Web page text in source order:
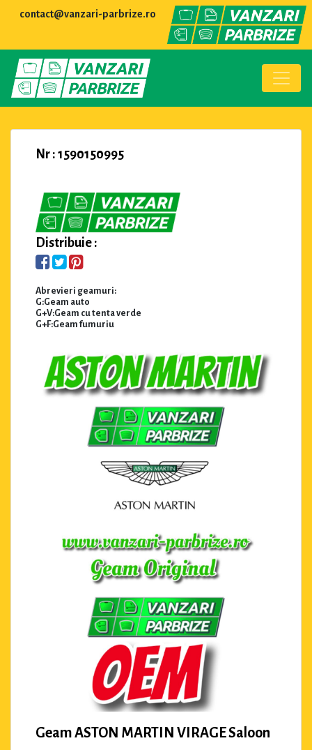
contact@vanzari-parbrize.ro
Nr : 1590150995
Distribuie :
Abrevieri geamuri:
G:Geam auto
G+V:Geam cu tenta verde
G+F:Geam fumuriu
Geam ASTON MARTIN VIRAGE Saloon